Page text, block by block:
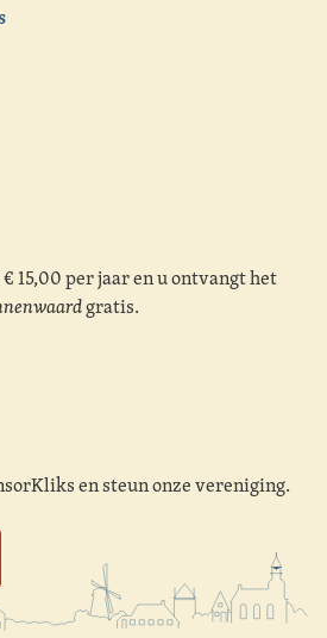
15,00 per jaar en u ontvangt het
gratis.
en steun onze vereniging.